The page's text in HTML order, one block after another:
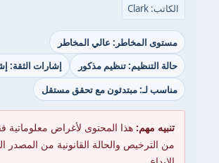
الكاتب: Clark
مستوى المخاطر: عالي المخاطر
حالة التنظيم: تنظيم مذكور
إشارات الثقة:
مناسب لـ: مبتدئون مع تحقق مستقل
تنبيه مهم: هذا المحتوى لأغراض
من الترخيص والحالة القانونية من